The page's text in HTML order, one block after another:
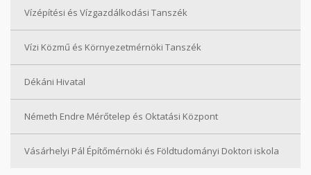
Vízépítési és Vízgazdálkodási Tanszék
Vízi Közmű és Környezetmérnöki Tanszék
Dékáni Hivatal
Németh Endre Mérőtelep és Oktatási Központ
Vásárhelyi Pál Építőmérnöki és Földtudományi Doktori iskola